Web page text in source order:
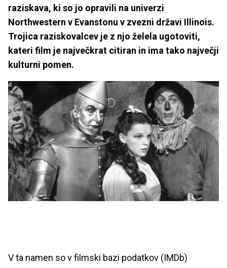
raziskava, ki so jo opravili na univerzi
Northwestern v Evanstonu v zvezni državi Illinois.
Trojica raziskovalcev je z njo želela ugotoviti,
kateri film je največkrat citiran in ima tako največji
kulturni pomen.
V ta namen so v filmski bazi podatkov (IMDb)